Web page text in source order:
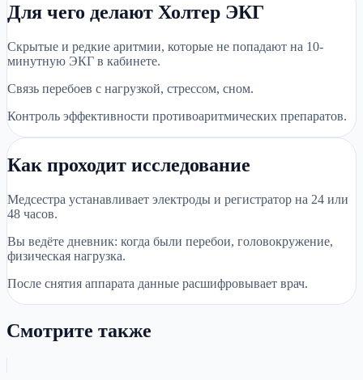
Для чего делают Холтер ЭКГ
Скрытые и редкие аритмии, которые не попадают на 10-
минутную ЭКГ в кабинете.
Связь перебоев с нагрузкой, стрессом, сном.
Контроль эффективности противоаритмических препаратов.
Как проходит исследование
Медсестра устанавливает электроды и регистратор на 24 или
48 часов.
Вы ведёте дневник: когда были перебои, головокружение,
физическая нагрузка.
После снятия аппарата данные расшифровывает врач.
Смотрите также